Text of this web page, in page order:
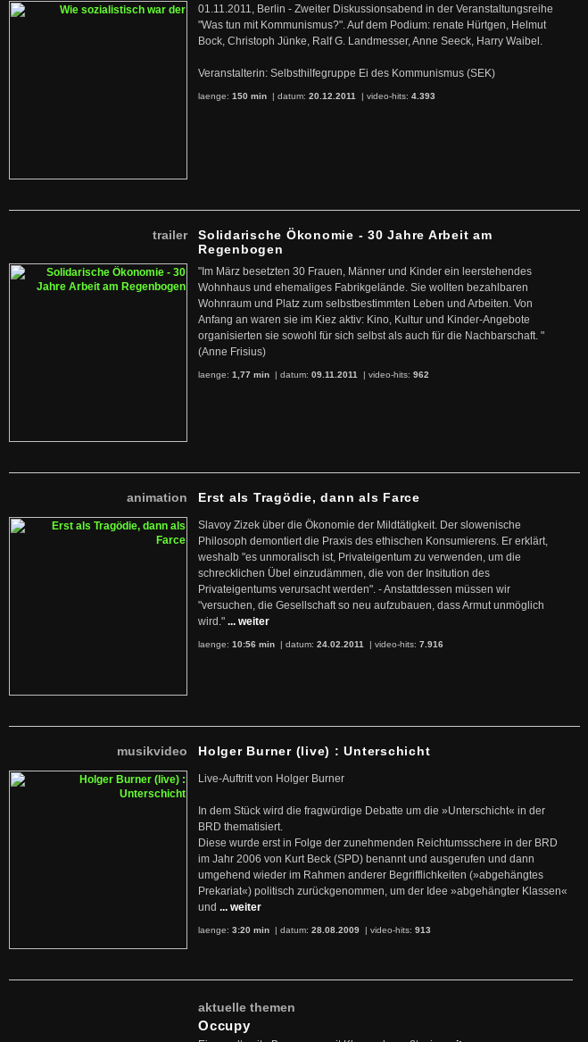
01.11.2011, Berlin - Zweiter Diskussionsabend in der Veranstaltungsreihe
"Was tun mit Kommunismus?". Auf dem Podium: renate Hürtgen, Helmut
Bock, Christoph Jünke, Ralf G. Landmesser, Anne Seeck, Harry Waibel.
Veranstalterin: Selbsthilfegruppe Ei des Kommunismus (SEK)
laenge: 150 min | datum: 20.12.2011 | video-hits: 4.393
trailer
Solidarische Ökonomie - 30 Jahre Arbeit am
Regenbogen
"Im März besetzten 30 Frauen, Männer und Kinder ein leerstehendes
Wohnhaus und ehemaliges Fabrikgelände. Sie wollten bezahlbaren
Wohnraum und Platz zum selbstbestimmten Leben und Arbeiten. Von
Anfang an waren sie im Kiez aktiv: Kino, Kultur und Kinder-Angebote
organisierten sie sowohl für sich selbst als auch für die Nachbarschaft. "
(Anne Frisius)
laenge: 1,77 min | datum: 09.11.2011 | video-hits: 962
animation Erst als Tragödie, dann als Farce
Slavoy Zizek über die Ökonomie der Mildtätigkeit. Der slowenische
Philosoph demontiert die Praxis des ethischen Konsumierens. Er erklärt,
weshalb "es unmoralisch ist, Privateigentum zu verwenden, um die
schrecklichen Übel einzudämmen, die von der Insitution des
Privateigentums verursacht werden". - Anstattdessen müssen wir
"versuchen, die Gesellschaft so neu aufzubauen, dass Armut unmöglich
wird." ... weiter
laenge: 10:56 min | datum: 24.02.2011 | video-hits: 7.916
musikvideo Holger Burner (live) : Unterschicht
Live-Auftritt von Holger Burner
In dem Stück wird die fragwürdige Debatte um die »Unterschicht« in der
BRD thematisiert.
Diese wurde erst in Folge der zunehmenden Reichtumsschere in der BRD
im Jahr 2006 von Kurt Beck (SPD) benannt und ausgerufen und dann
umgehend wieder im Rahmen anderer Begrifflichkeiten (»abgehängtes
Prekariat«) politisch zurückgenommen, um der Idee »abgehängter Klassen«
und ... weiter
laenge: 3:20 min | datum: 28.08.2009 | video-hits: 913
aktuelle themen
Occupy